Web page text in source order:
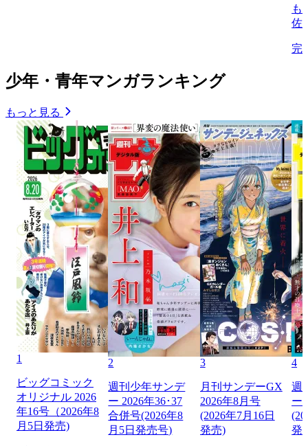
も
佐
完
少年・青年マンガランキング
もっと見る
1
ビッグコミック
オリジナル 2026
年16号（2026年8
月5日発売)
2
週刊少年サンデ
ー 2026年36･37
合併号(2026年8
月5日発売号)
3
月刊サンデーGX
2026年8月号
(2026年7月16日
発売)
4
週
ー
発